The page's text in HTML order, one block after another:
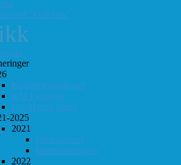
med "Fullt hus"
Klubbmesterskapet
KM Lynsjakk
Lyn/Hurtig våren
2025
2021
Høst-konrad
Høstturneringen
2022